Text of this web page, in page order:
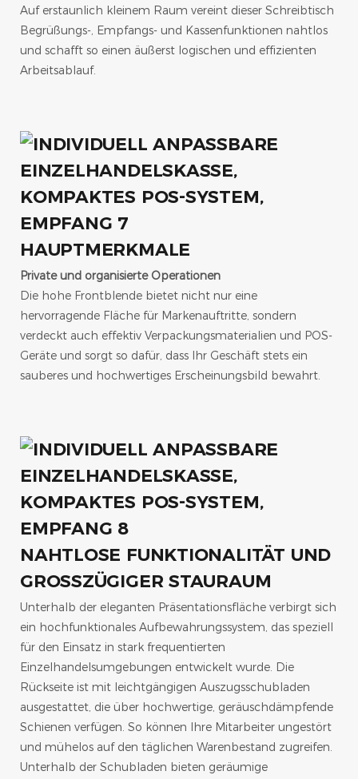
Auf erstaunlich kleinem Raum vereint dieser Schreibtisch
Begrüßungs-, Empfangs- und Kassenfunktionen nahtlos
und schafft so einen äußerst logischen und effizienten
Arbeitsablauf.
HAUPTMERKMALE
Private und organisierte Operationen
Die hohe Frontblende bietet nicht nur eine
hervorragende Fläche für Markenauftritte, sondern
verdeckt auch effektiv Verpackungsmaterialien und POS-
Geräte und sorgt so dafür, dass Ihr Geschäft stets ein
sauberes und hochwertiges Erscheinungsbild bewahrt.
NAHTLOSE FUNKTIONALITÄT UND
GROSSZÜGIGER STAURAUM
Unterhalb der eleganten Präsentationsfläche verbirgt sich
ein hochfunktionales Aufbewahrungssystem, das speziell
für den Einsatz in stark frequentierten
Einzelhandelsumgebungen entwickelt wurde. Die
Rückseite ist mit leichtgängigen Auszugsschubladen
ausgestattet, die über hochwertige, geräuschdämpfende
Schienen verfügen. So können Ihre Mitarbeiter ungestört
und mühelos auf den täglichen Warenbestand zugreifen.
Unterhalb der Schubladen bieten geräumige